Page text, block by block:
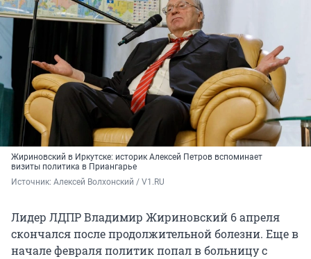
Жириновский в Иркутске: историк Алексей Петров вспоминает
визиты политика в Приангарье
Источник: Алексей Волхонский / V1.RU
Лидер ЛДПР Владимир Жириновский 6 апреля
скончался после продолжительной болезни. Еще в
начале февраля политик попал в больницу с